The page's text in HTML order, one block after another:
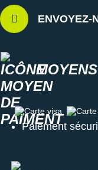
ENVOYEZ-
Carte visa Carte
Paiement